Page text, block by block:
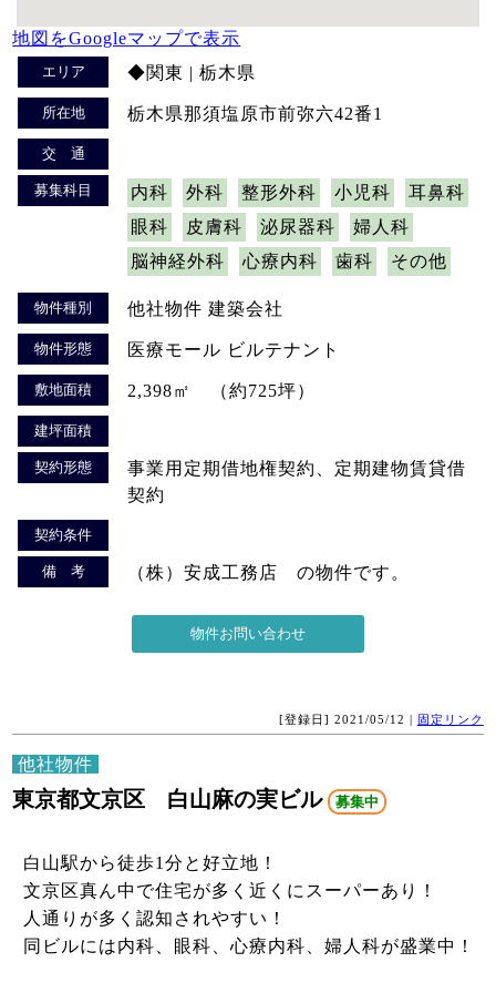
地図をGoogleマップで表示
エリア ◆関東 | 栃木県
所在地 栃木県那須塩原市前弥六42番1
交 通
募集科目 内科 外科 整形外科 小児科
耳鼻科
眼科
皮膚科 泌尿器科
婦人科
脳神経外科
心療内科 歯科 その他
物件種別 他社物件 建築会社
物件形態 医療モール ビルテナント
敷地面積 2,398㎡ （約725坪）
建坪面積
契約形態
事業用定期借地権契約、定期建物賃貸借
契約
契約条件
備 考 （株）安成工務店 の物件です。
[登録日] 2021/05/12 | 固定リンク
他社物件
東京都文京区 白山麻の実ビル 募集中
白山駅から徒歩1分と好立地！
文京区真ん中で住宅が多く近くにスーパーあり！
人通りが多く認知されやすい！
同ビルには内科、眼科、心療内科、婦人科が盛業中！